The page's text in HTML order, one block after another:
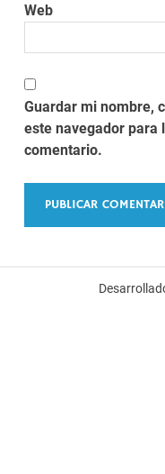
Web
Guardar mi nombre,
este navegador para
comentario.